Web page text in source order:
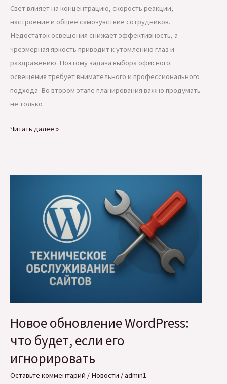
Свет влияет на концентрацию, скорость реакции,
настроение и общее самочувствие сотрудников.
Недостаток освещения снижает эффективность, а
чрезмерная яркость приводит к утомлению глаз и
раздражению. Поэтому задача выбора офисного
освещения требует внимательного и профессионального
подхода. Во втором этапе планирования важно продумать
не только
Как
подобрать
рекомендации
комфортной
продуктивной
Читать далее »
Новое обновление WordPress:
что будет, если его
игнорировать
Оставьте комментарий / Новости /admin1